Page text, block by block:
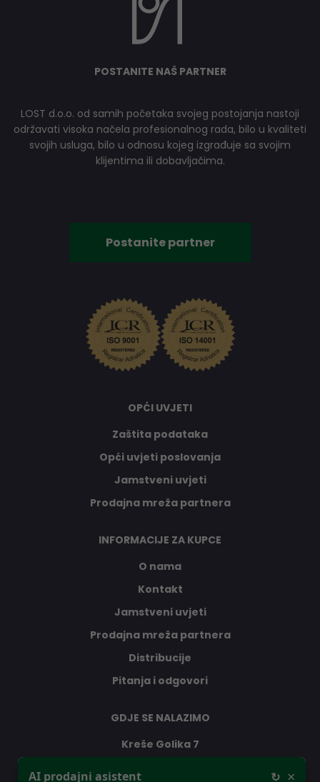
POSTANITE NAŠ PARTNER
LOST d.o.o. od samih početaka svojeg postojanja nastoji
održavati visoka načela profesionalnog rada, bilo u kvaliteti
svojih usluga, bilo u odnosu kojeg izgrađuje sa svojim
klijentima ili dobavljačima.
Postanite partner
OPĆI UVJETI
Zaštita podataka
Opći uvjeti poslovanja
Jamstveni uvjeti
Prodajna mreža partnera
INFORMACIJE ZA KUPCE
O nama
Kontakt
Jamstveni uvjeti
Prodajna mreža partnera
Distribucije
Pitanja i odgovori
GDJE SE NALAZIMO
Kreše Golika 7
AI prodajni asistent ↻ ×